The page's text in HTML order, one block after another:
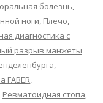
болезнь,
ноги, Плечо,
диагностика с
разрыв манжеты
,
FABER,
, Ревматоидная стопа,